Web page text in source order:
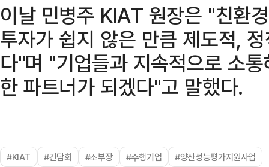
이날 민병주 KIAT 원장은 "친환
투자가 쉽지 않은 만큼 제도적,
다"며 "기업들과 지속적으로 소
한 파트너가 되겠다"고 말했다.
#KIAT #간담회 #소부장 #수행기업 #양산성능평가지원사업